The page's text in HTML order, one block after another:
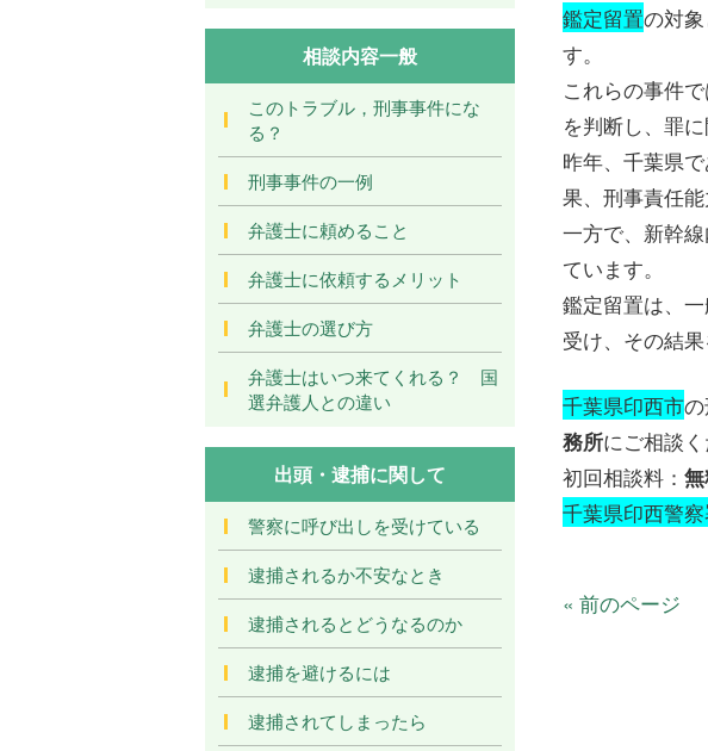
鑑定留置の対
す。
これらの事件
を判断し、罪
昨年、千葉県
果、刑事責任
一方で、新幹
ています。
鑑定留置は、
受け、その結
千葉県印西市
務所にご相談く
初回相談料：
千葉県印西警
« 前のページ
相談内容一般
このトラブル，刑事事件にな
る？
刑事事件の一例
弁護士に頼めること
弁護士に依頼するメリット
弁護士の選び方
弁護士はいつ来てくれる？ 国
選弁護人との違い
出頭・逮捕に関して
警察に呼び出しを受けている
逮捕されるか不安なとき
逮捕されるとどうなるのか
逮捕を避けるには
逮捕されてしまったら